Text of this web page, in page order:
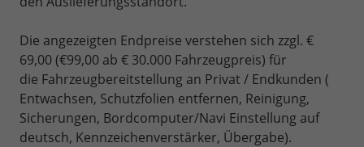
Die angezeigten Endpreise verstehen sich zzgl. €
69,00 (€99,00 ab € 30.000 Fahrzeugpreis) für
die Fahrzeugbereitstellung an Privat / Endkunden (
Entwachsen, Schutzfolien entfernen, Reinigung,
Sicherungen, Bordcomputer/Navi Einstellung auf
deutsch, Kennzeichenverstärker, Übergabe).